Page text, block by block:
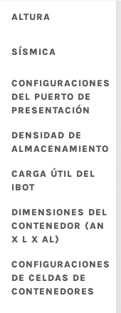
ALTURA
SÍSMICA
CONFIGURACIONES
DEL PUERTO DE
PRESENTACIÓN
DENSIDAD DE
ALMACENAMIENTO
CARGA ÚTIL DEL
IBOT
DIMENSIONES DEL
CONTENEDOR (AN
X L X AL)
CONFIGURACIONES
DE CELDAS DE
CONTENEDORES